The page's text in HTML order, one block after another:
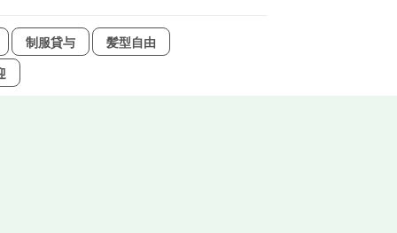
制服貸与
髪型自由